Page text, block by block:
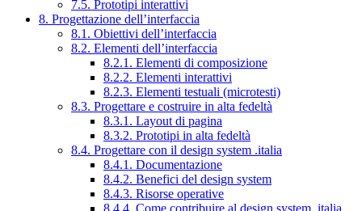
7.5. Prototipi interattivi
8. Progettazione dell’interfaccia
8.1. Obiettivi dell’interfaccia
8.2. Elementi dell’interfaccia
8.2.1. Elementi di composizione
8.2.2. Elementi interattivi
8.2.3. Elementi testuali (microtesti)
8.3. Progettare e costruire in alta fedeltà
8.3.1. Layout di pagina
8.3.2. Prototipi in alta fedeltà
8.4. Progettare con il design system .italia
8.4.1. Documentazione
8.4.2. Benefici del design system
8.4.3. Risorse operative
8.4.4. Come contribuire al design system .italia